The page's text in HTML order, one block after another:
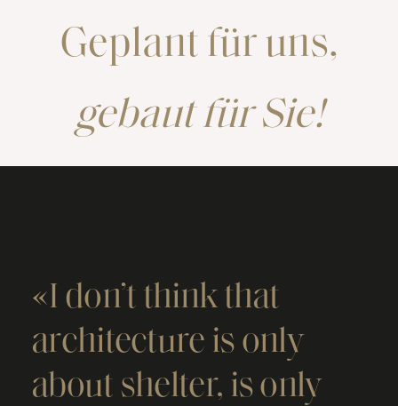
Geplant für uns,
gebaut für Sie!
«I don’t think that
architecture is only
about shelter, is only